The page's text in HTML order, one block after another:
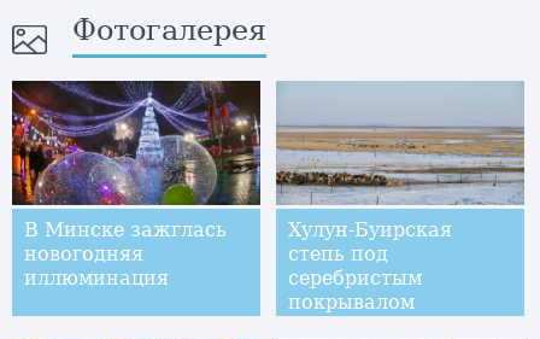
Фотогалерея
В Минске зажглась
новогодняя
иллюминация
Хулун-Буирская
степь под
серебристым
покрывалом